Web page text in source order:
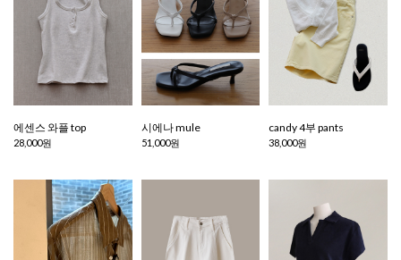
에센스 와플 top
28,000원
시에나 mule
51,000원
candy 4부 pants
38,000원